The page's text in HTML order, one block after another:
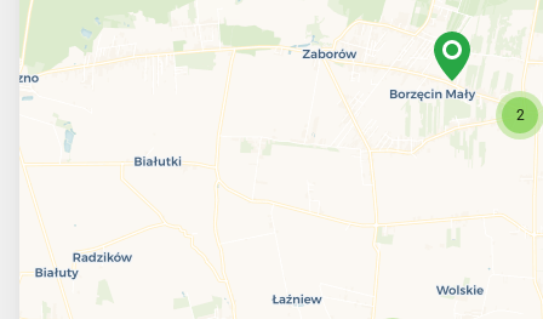
2